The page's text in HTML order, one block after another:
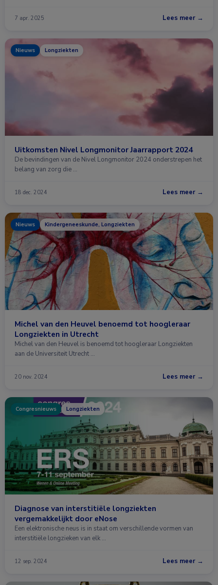
7 apr. 2025 Lees meer →
Nieuws Longziekten
Uitkomsten Nivel Longmonitor Jaarrapport 2024
De bevindingen van de Nivel Longmonitor 2024 onderstrepen het
belang van zorg die …
18 dec. 2024 Lees meer →
Nieuws Kindergeneeskunde, Longziekten
Michel van den Heuvel benoemd tot hoogleraar
Longziekten in Utrecht
Michel van den Heuvel is benoemd tot hoogleraar Longziekten
aan de Universiteit Utrecht …
20 nov. 2024 Lees meer →
Congresnieuws Longziekten
Diagnose van interstitiële longziekten
vergemakkelijkt door eNose
Een elektronische neus is in staat om verschillende vormen van
interstitiële longzieken van elk …
12 sep. 2024 Lees meer →